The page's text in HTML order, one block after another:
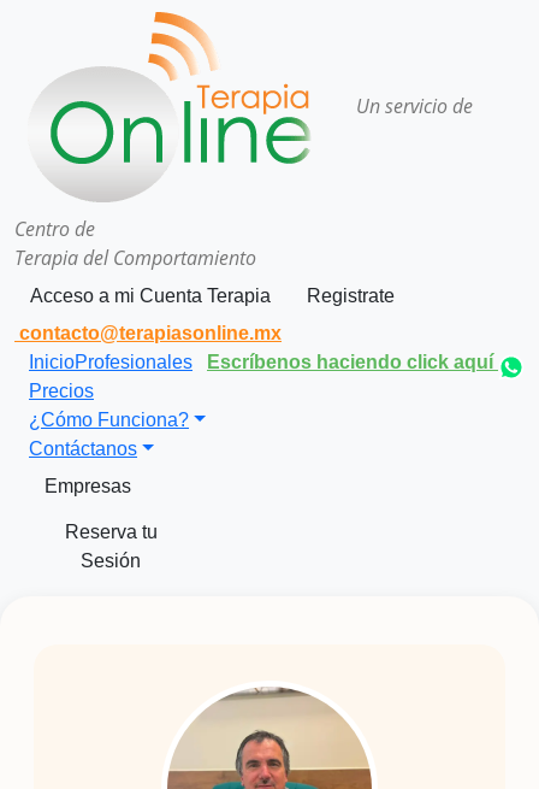
Un servicio de
Centro de
Terapia del Comportamiento
Acceso a mi Cuenta Terapia
Registrate
contacto@terapiasonline.mx
Escríbenos haciendo click aquí
InicioProfesionales
Precios
¿Cómo Funciona?
Contáctanos
Empresas
Reserva tu
Sesión